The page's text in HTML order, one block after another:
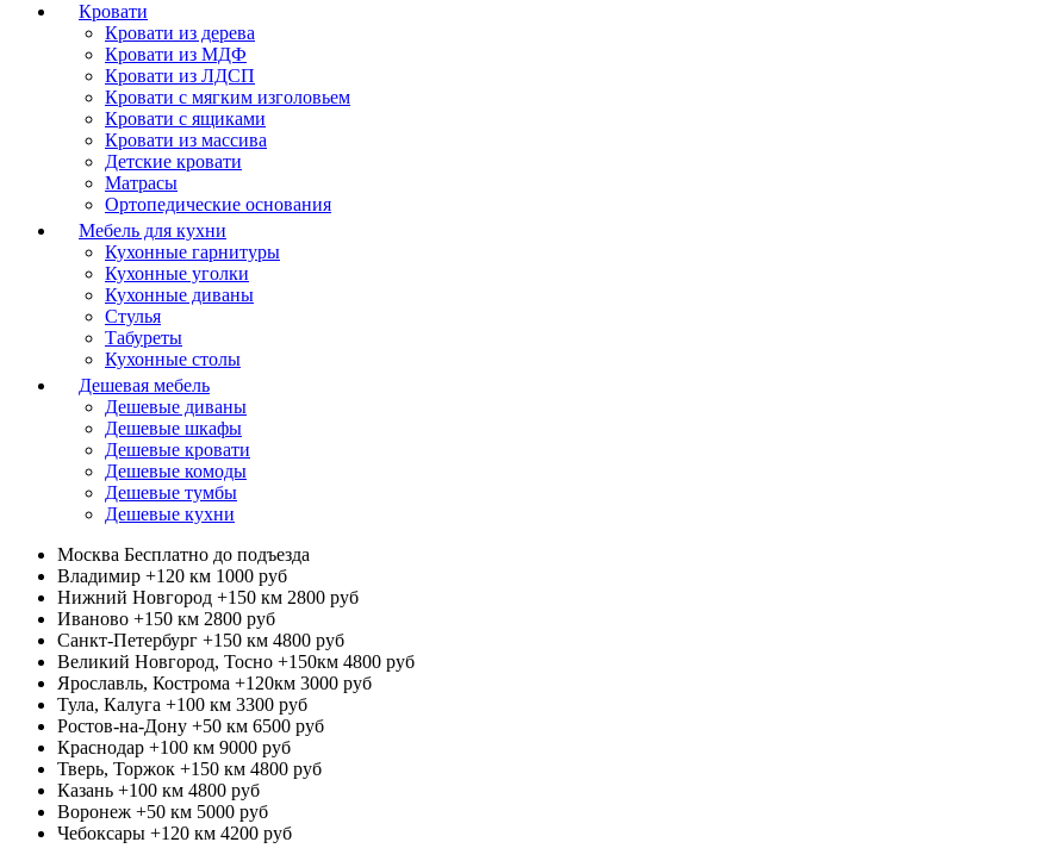
Кровати
Кровати из дерева
Кровати из МДФ
Кровати из ЛДСП
Кровати с мягким изголовьем
Кровати с ящиками
Кровати из массива
Детские кровати
Матрасы
Ортопедические основания
Мебель для кухни
Кухонные гарнитуры
Кухонные уголки
Кухонные диваны
Стулья
Табуреты
Кухонные столы
Дешевая мебель
Дешевые диваны
Дешевые шкафы
Дешевые кровати
Дешевые комоды
Дешевые тумбы
Дешевые кухни
Москва Бесплатно до подъезда
Владимир +120 км 1000 руб
Нижний Новгород +150 км 2800 руб
Иваново +150 км 2800 руб
Санкт-Петербург +150 км 4800 руб
Великий Новгород, Тосно +150км 4800 руб
Ярославль, Кострома +120км 3000 руб
Тула, Калуга +100 км 3300 руб
Ростов-на-Дону +50 км 6500 руб
Краснодар +100 км 9000 руб
Тверь, Торжок +150 км 4800 руб
Казань +100 км 4800 руб
Воронеж +50 км 5000 руб
Чебоксары +120 км 4200 руб